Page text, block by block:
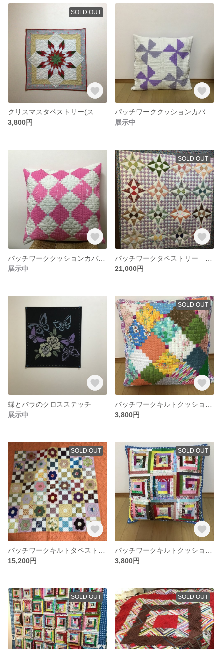
SOLD OUT
3,800円
パッチワーククッションカバー(紫)
展示中
パッチワーククッションカバー(ピンク)
展示中
SOLD OUT
21,000円
蝶とバラのクロスステッチ
展示中
SOLD OUT
3,800円
SOLD OUT
15,200円
SOLD OUT
3,800円
SOLD OUT SOLD OUT